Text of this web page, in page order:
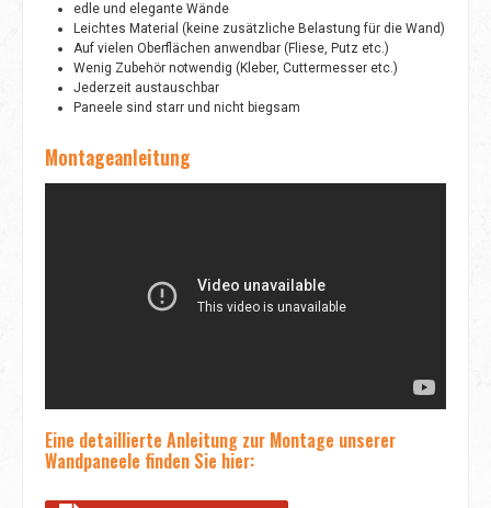
edle und elegante Wände
Leichtes Material (keine zusätzliche Belastung für die Wand)
Auf vielen Oberflächen anwendbar (Fliese, Putz etc.)
Wenig Zubehör notwendig (Kleber, Cuttermesser etc.)
Jederzeit austauschbar
Paneele sind starr und nicht biegsam
Montageanleitung
Eine detaillierte Anleitung zur Montage unserer
Wandpaneele finden Sie hier: